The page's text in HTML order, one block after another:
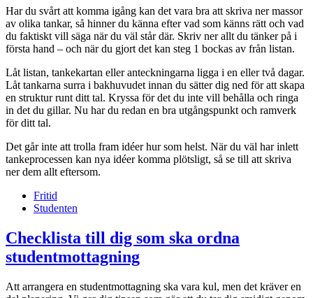
Har du svårt att komma igång kan det vara bra att skriva ner massor
av olika tankar, så hinner du känna efter vad som känns rätt och vad
du faktiskt vill säga när du väl står där. Skriv ner allt du tänker på i
första hand – och när du gjort det kan steg 1 bockas av från listan.
Låt listan, tankekartan eller anteckningarna ligga i en eller två dagar.
Låt tankarna surra i bakhuvudet innan du sätter dig ned för att skapa
en struktur runt ditt tal. Kryssa för det du inte vill behålla och ringa
in det du gillar. Nu har du redan en bra utgångspunkt och ramverk
för ditt tal.
Det går inte att trolla fram idéer hur som helst. När du väl har inlett
tankeprocessen kan nya idéer komma plötsligt, så se till att skriva
ner dem allt eftersom.
Fritid
Studenten
Checklista till dig som ska ordna
studentmottagning
Att arrangera en studentmottagning ska vara kul, men det kräver en